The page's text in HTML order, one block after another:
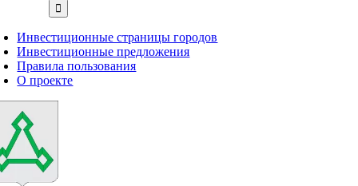
Инвестиционные страницы городов
Инвестиционные предложения
Правила пользования
О проекте